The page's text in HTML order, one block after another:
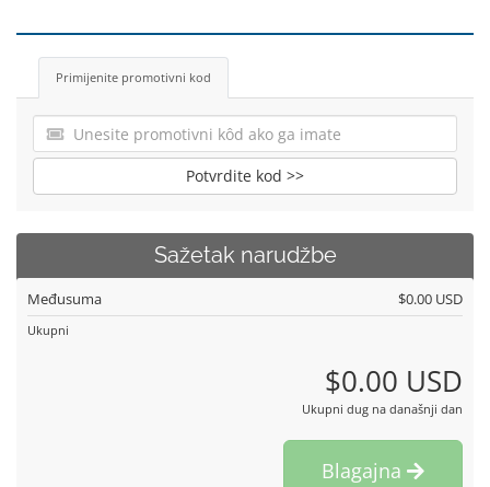
Primijenite promotivni kod
Potvrdite kod >>
Sažetak narudžbe
Međusuma $0.00 USD
Ukupni
$0.00 USD
Ukupni dug na današnji dan
Blagajna